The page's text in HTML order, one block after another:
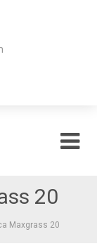

20
Maxgrass 20